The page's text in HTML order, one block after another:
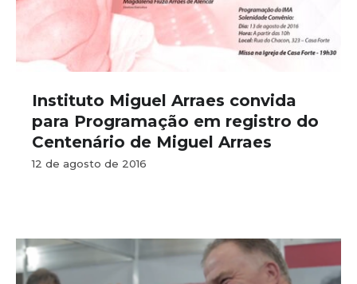
Instituto Miguel Arraes convida
para Programação em registro do
Centenário de Miguel Arraes
12 de agosto de 2016